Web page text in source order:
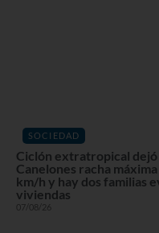
SOCIEDAD
Ciclón extratropical
Canelones racha
km/h y hay dos familias
viviendas
07/08/26